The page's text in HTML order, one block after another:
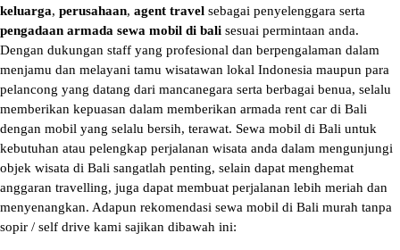
keluarga, perusahaan, agent travel sebagai penyelenggara serta
pengadaan armada sewa mobil di bali sesuai permintaan anda.
Dengan dukungan staff yang profesional dan berpengalaman dalam
menjamu dan melayani tamu wisatawan lokal Indonesia maupun para
pelancong yang datang dari mancanegara serta berbagai benua, selalu
memberikan kepuasan dalam memberikan armada rent car di Bali
dengan mobil yang selalu bersih, terawat. Sewa mobil di Bali untuk
kebutuhan atau pelengkap perjalanan wisata anda dalam mengunjungi
objek wisata di Bali sangatlah penting, selain dapat menghemat
anggaran travelling, juga dapat membuat perjalanan lebih meriah dan
menyenangkan. Adapun rekomendasi sewa mobil di Bali murah tanpa
sopir / self drive kami sajikan dibawah ini: